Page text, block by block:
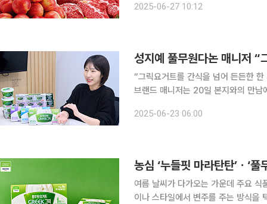
이다. 겉은 천도복숭아처럼 매끈한 반
2025-06-27 10:12
“그릭요거트를 간식을 넘어 든든한 한 끼 식사
브랜드 매니저는 20일 본지와의 만남
그릭(풀무원 그릭)’ 브랜드 업무 전반
2025-06-23 06:00
농심 ‘누들핏 마라탄탄’ㆍ‘
여름 날씨가 다가오는 가운데 주요
이나 스타일에서 변주를 주는 방식을 택했다. 풀무원다논, 풀무원요거트 그릭 풀무